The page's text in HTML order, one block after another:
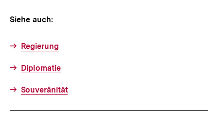
Siehe auch:
Regierung
Diplomatie
Souveränität